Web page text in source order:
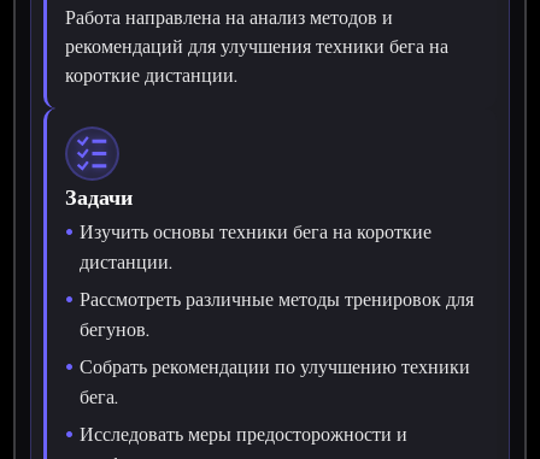
Работа направлена на анализ методов и
рекомендаций для улучшения техники бега на
короткие дистанции.
Задачи
Изучить основы техники бега на короткие
дистанции.
Рассмотреть различные методы тренировок для
бегунов.
Собрать рекомендации по улучшению техники
бега.
Исследовать меры предосторожности и